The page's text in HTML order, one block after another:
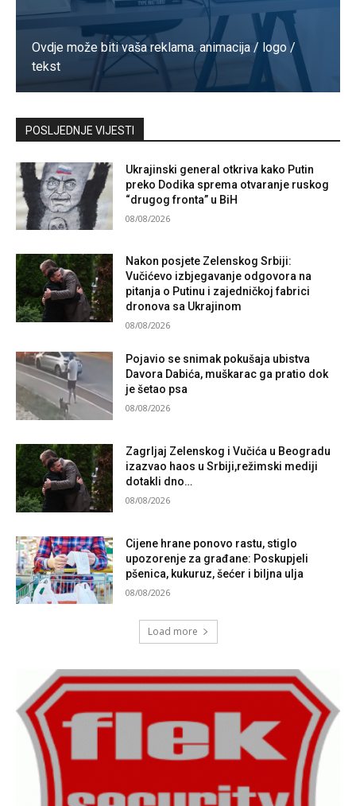
Ovdje može biti vaša reklama. animacija / logo /
tekst
Kontaktirajte nas
POSLJEDNJE VIJESTI
Ukrajinski general otkriva kako Putin
preko Dodika sprema otvaranje ruskog
“drugog fronta” u BiH
08/08/2026
Nakon posjete Zelenskog Srbiji:
Vučićevo izbjegavanje odgovora na
pitanja o Putinu i zajedničkoj fabrici
dronova sa Ukrajinom
08/08/2026
Pojavio se snimak pokušaja ubistva
Davora Dabića, muškarac ga pratio dok
je šetao psa
08/08/2026
Zagrljaj Zelenskog i Vučića u Beogradu
izazvao haos u Srbiji,režimski mediji
dotakli dno…
08/08/2026
Cijene hrane ponovo rastu, stiglo
upozorenje za građane: Poskupjeli
pšenica, kukuruz, šećer i biljna ulja
08/08/2026
Load more